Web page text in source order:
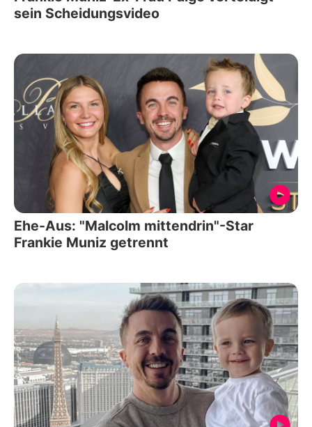
sein Scheidungsvideo
Ehe-Aus: "Malcolm mittendrin"-Star
Frankie Muniz getrennt